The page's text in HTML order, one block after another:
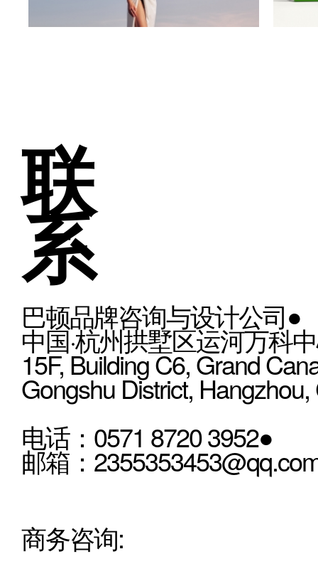
联
系
巴顿品牌咨询与设计公司●
中国·杭州拱墅区运河万科
15F, Building C6, Grand
Gongshu District,
电话：0571 8720 3952●
邮箱：
商务咨询: